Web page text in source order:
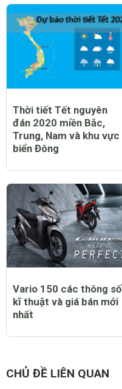
Thời tiết Tết nguyên
đán 2020 miền Bắc,
Trung, Nam và khu vực
biển Đông
Vario 150 các thông số
kĩ thuật và giá bán mới
nhất
CHỦ ĐỀ LIÊN QUAN